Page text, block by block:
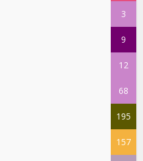
3
9
12
68
195
157